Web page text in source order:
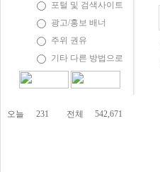
포털 및 검색사이트
광고/홍보 배너
주위 권유
기타 다른 방법으로
오늘 231 전체 542,671